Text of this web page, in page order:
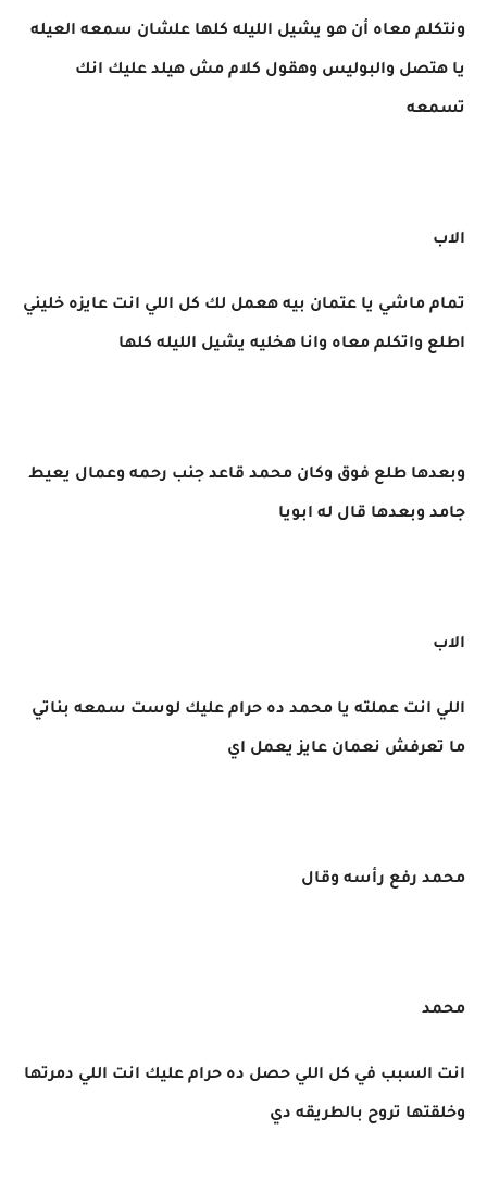
ونتكلم معاه أن هو يشيل الليله كلها علشان سمعه العيله
يا هتصل والبوليس وهقول كلام مش هيلد عليك انك
تسمعه
الاب
تمام ماشي يا عتمان بيه هعمل لك كل اللي انت عايزه خليني
اطلع واتكلم معاه وانا هخليه يشيل الليله كلها
وبعدها طلع فوق وكان محمد قاعد جنب رحمه وعمال يعيط
جامد وبعدها قال له ابويا
الاب
اللي انت عملته يا محمد ده حرام عليك لوست سمعه بناتي
ما تعرفش نعمان عايز يعمل اي
محمد رفع رأسه وقال
محمد
انت السبب في كل اللي حصل ده حرام عليك انت اللي دمرتها
وخلقتها تروح بالطريقه دي